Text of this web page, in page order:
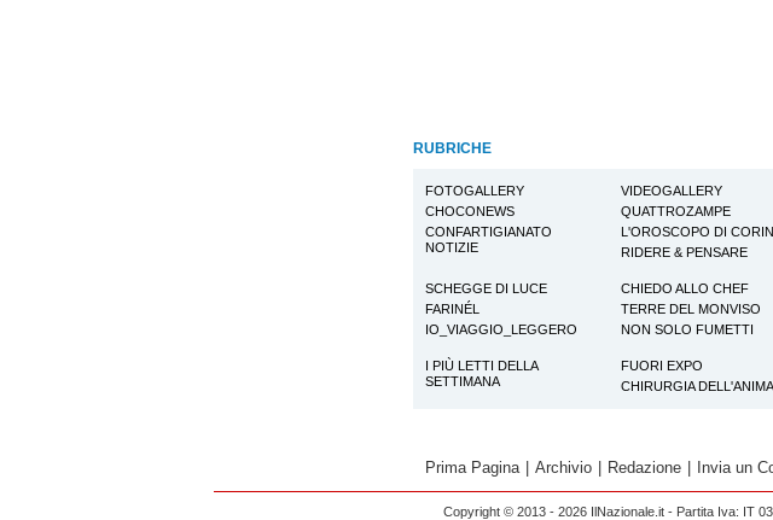
RUBRICHE
FOTOGALLERY VIDEOGALLERY
CHOCONEWS
QUATTROZAMPE
CONFARTIGIANATO
NOTIZIE
L'OROSCOPO DI
RIDERE & PENSARE
SCHEGGE DI LUCE
CHIEDO ALLO CHEF
FARINÉL
TERRE DEL MONVISO
IO_VIAGGIO_LEGGERO
NON SOLO FUMETTI
I PIÙ LETTI DELLA
SETTIMANA
FUORI EXPO
CHIRURGIA DELL'ANIMA
Prima Pagina Archivio Redazione Invia un
Copyright © 2013 - 2026 IlNazionale.it - Partita Iva: IT